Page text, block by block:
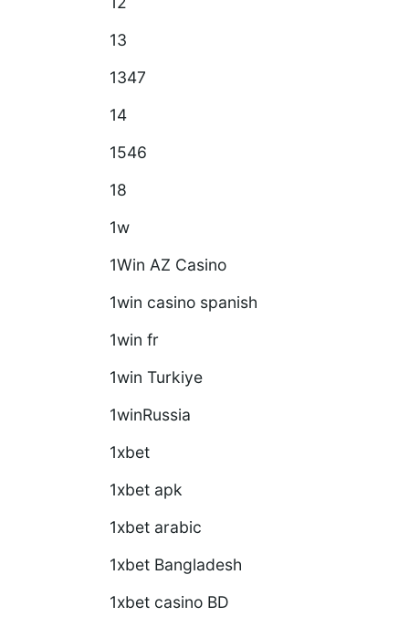
A Rockyspin és a Hosszú Távú
Egészségmegőrzés A Rockyspin
Rockyspin[…]
13
1347
14
1546
18
1w
1Win AZ Casino
1win casino spanish
1win fr
1win Turkiye
1winRussia
1xbet
1xbet apk
1xbet arabic
1xbet Bangladesh
1xbet casino BD